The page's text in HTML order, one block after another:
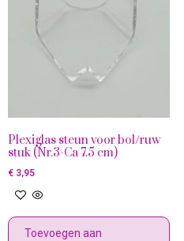
Plexiglas steun voor bol/ruw
stuk (Nr.3-Ca 7.5 cm)
€ 3,95
Toevoegen aan